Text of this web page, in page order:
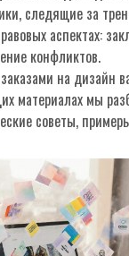
следящие за
аспектах:
конфликтов.
заказами на
материалах мы
советы,